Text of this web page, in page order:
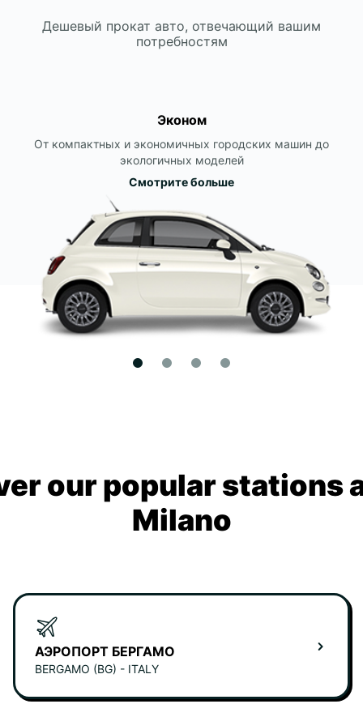
Дешевый прокат авто, отвечающий вашим
потребностям
Эконом
От компактных и экономичных городских машин до
экологичных моделей
Смотрите больше
our popular stations
Milano
АЭРОПОРТ БЕРГАМО
BERGAMO (BG) - ITALY